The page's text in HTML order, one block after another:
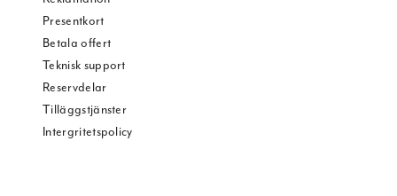
Presentkort
Betala offert
Teknisk support
Reservdelar
Tilläggstjänster
Intergritetspolicy